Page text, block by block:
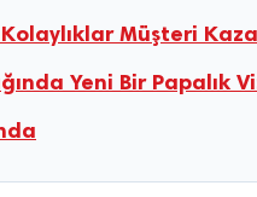
Müşteri
Yeni Bir Papalık